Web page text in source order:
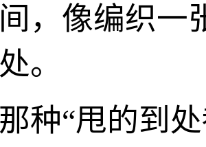
，像编织一
。
种“甩的到